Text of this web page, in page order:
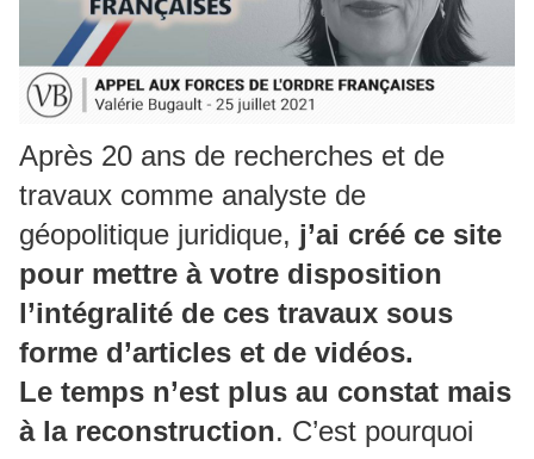
Après 20 ans de recherches et de
travaux comme analyste de
géopolitique juridique, j’ai créé ce site
pour mettre à votre disposition
l’intégralité de ces travaux sous
forme d’articles et de vidéos.
Le temps n’est plus au constat mais
à la reconstruction. C’est pourquoi